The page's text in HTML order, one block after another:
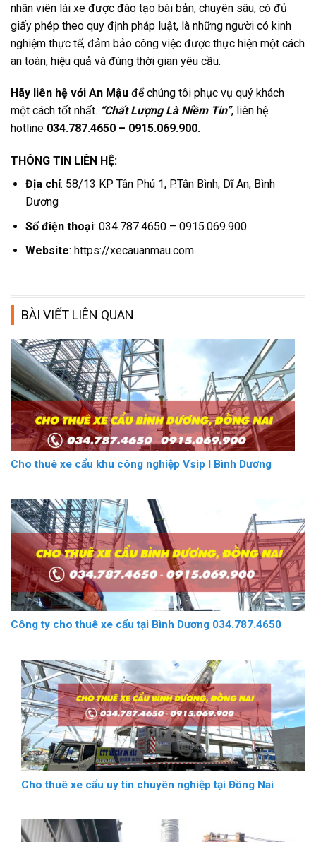
nhân viên lái xe được đào tạo bài bản, chuyên sâu, có đủ
giấy phép theo quy định pháp luật, là những người có kinh
nghiệm thực tế, đảm bảo công việc được thực hiện một cách
an toàn, hiệu quả và đúng thời gian yêu cầu.
Hãy liên hệ với An Mậu để chúng tôi phục vụ quý khách
một cách tốt nhất. “Chất Lượng Là Niềm Tin”, liên hệ
hotline 034.787.4650 – 0915.069.900.
THÔNG TIN LIÊN HỆ:
Địa chỉ: 58/13 KP Tân Phú 1, P.Tân Bình, Dĩ An, Bình
Dương
Số điện thoại: 034.787.4650 – 0915.069.900
Website: https://xecauanmau.com
BÀI VIẾT LIÊN QUAN
Cho thuê xe cẩu khu công nghiệp Vsip I Bình Dương
Công ty cho thuê xe cẩu tại Bình Dương 034.787.4650
Cho thuê xe cẩu uy tín chuyên nghiệp tại Đồng Nai